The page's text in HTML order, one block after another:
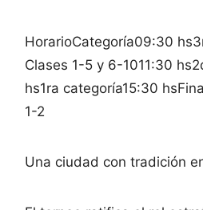
HorarioCategoría09:30
Clases 1-5 y 6-1011:30
hs1ra categoría15:30
1-2
Una ciudad con tradición